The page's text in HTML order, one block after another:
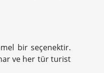
bir seçenektir.
ve her tür turist